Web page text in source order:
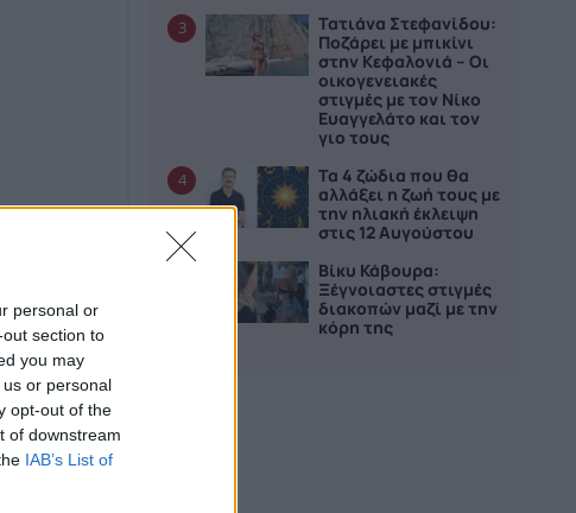
personal or
section to
you may
or personal
opt-out of the
of downstream
IAB’s List of
3
Τατιάνα Στεφανίδου:
Ποζάρει με μπικίνι
στην Κεφαλονιά – Οι
οικογενειακές
στιγμές με τον Νίκο
Ευαγγελάτο και τον
γιο τους
4
Τα 4 ζώδια που θα
αλλάξει η ζωή τους με
την ηλιακή έκλειψη
στις 12 Αυγούστου
Βίκυ Κάβουρα:
Ξέγνοιαστες στιγμές
διακοπών μαζί με την
κόρη της